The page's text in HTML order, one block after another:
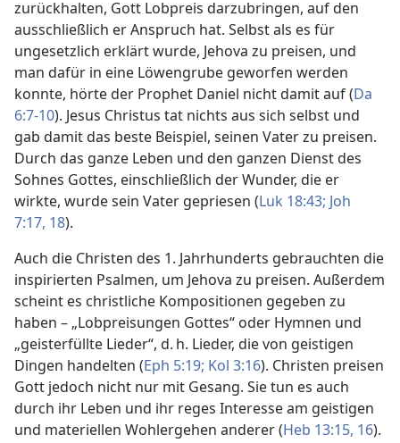
zurückhalten, Gott Lobpreis darzubringen, auf den
ausschließlich er Anspruch hat. Selbst als es für
ungesetzlich erklärt wurde, Jehova zu preisen, und
man dafür in eine Löwengrube geworfen werden
konnte, hörte der Prophet Daniel nicht damit auf (Da
6:7-10). Jesus Christus tat nichts aus sich selbst und
gab damit das beste Beispiel, seinen Vater zu preisen.
Durch das ganze Leben und den ganzen Dienst des
Sohnes Gottes, einschließlich der Wunder, die er
wirkte, wurde sein Vater gepriesen (Luk 18:43; Joh
7:17, 18).
Auch die Christen des 1. Jahrhunderts gebrauchten die
inspirierten Psalmen, um Jehova zu preisen. Außerdem
scheint es christliche Kompositionen gegeben zu
haben – „Lobpreisungen Gottes“ oder Hymnen und
„geisterfüllte Lieder“, d. h. Lieder, die von geistigen
Dingen handelten (Eph 5:19; Kol 3:16). Christen preisen
Gott jedoch nicht nur mit Gesang. Sie tun es auch
durch ihr Leben und ihr reges Interesse am geistigen
und materiellen Wohlergehen anderer (Heb 13:15, 16).